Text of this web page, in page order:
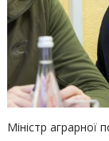
Міністр аграрної